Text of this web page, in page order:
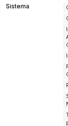
Sistema